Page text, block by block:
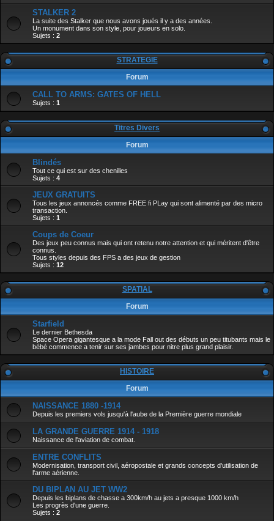
STALKER 2
La suite des Stalker que nous avons joués il y a des années.
Un monument dans son style, pour joueurs en solo.
Sujets : 2
STRATEGIE
Forum
CALL TO ARMS: GATES OF HELL
Sujets : 1
Titres Divers
Forum
Blindés
Tout ce qui est sur des chenilles
Sujets : 4
JEUX GRATUITS
Tous les jeux annoncés comme FREE fi PLay qui sont alimenté par des micro
transaction.
Sujets : 1
Coups de Coeur
Des jeux peu connus mais qui ont retenu notre attention et qui méritent d'être
connus.
Tous styles depuis des FPS a des jeux de gestion
Sujets : 12
SPATIAL
Forum
Starfield
Le dernier Bethesda
Space Opera gigantesque a la mode Fall out des débuts un peu titubants mais le
bébé commence a tenir sur ses jambes pour nitre plus grand plaisir.
HISTOIRE
Forum
NAISSANCE 1880 -1914
Depuis les premiers vols jusqu'à l'aube de la Première guerre mondiale
LA GRANDE GUERRE 1914 - 1918
Naissance de l'aviation de combat.
ENTRE CONFLITS
Modernisation, transport civil, aéropostale et grands concepts d'utilisation de
l'arme aérienne.
DU BIPLAN AU JET WW2
Depuis les biplans de chasse a 300km/h au jets a presque 1000 km/h
Les progrès d'une guerre.
Sujets : 2